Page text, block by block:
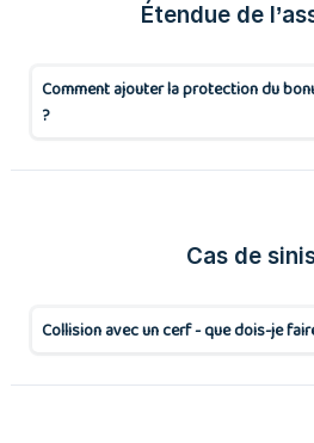
Étendue de
Comment ajouter la protection du
?
Cas de
Collision avec un cerf - que dois-je